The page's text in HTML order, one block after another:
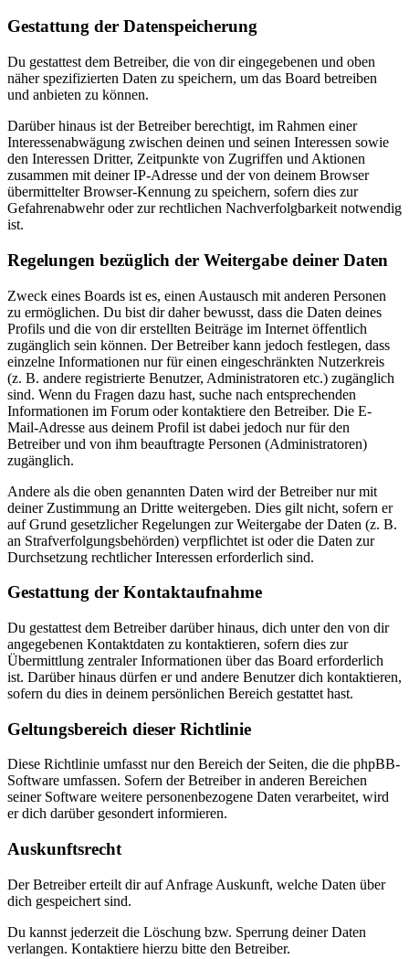
Gestattung der Datenspeicherung
Du gestattest dem Betreiber, die von dir eingegebenen und oben
näher spezifizierten Daten zu speichern, um das Board betreiben
und anbieten zu können.
Darüber hinaus ist der Betreiber berechtigt, im Rahmen einer
Interessenabwägung zwischen deinen und seinen Interessen sowie
den Interessen Dritter, Zeitpunkte von Zugriffen und Aktionen
zusammen mit deiner IP-Adresse und der von deinem Browser
übermittelter Browser-Kennung zu speichern, sofern dies zur
Gefahrenabwehr oder zur rechtlichen Nachverfolgbarkeit notwendig
ist.
Regelungen bezüglich der Weitergabe deiner Daten
Zweck eines Boards ist es, einen Austausch mit anderen Personen
zu ermöglichen. Du bist dir daher bewusst, dass die Daten deines
Profils und die von dir erstellten Beiträge im Internet öffentlich
zugänglich sein können. Der Betreiber kann jedoch festlegen, dass
einzelne Informationen nur für einen eingeschränkten Nutzerkreis
(z. B. andere registrierte Benutzer, Administratoren etc.) zugänglich
sind. Wenn du Fragen dazu hast, suche nach entsprechenden
Informationen im Forum oder kontaktiere den Betreiber. Die E-
Mail-Adresse aus deinem Profil ist dabei jedoch nur für den
Betreiber und von ihm beauftragte Personen (Administratoren)
zugänglich.
Andere als die oben genannten Daten wird der Betreiber nur mit
deiner Zustimmung an Dritte weitergeben. Dies gilt nicht, sofern er
auf Grund gesetzlicher Regelungen zur Weitergabe der Daten (z. B.
an Strafverfolgungsbehörden) verpflichtet ist oder die Daten zur
Durchsetzung rechtlicher Interessen erforderlich sind.
Gestattung der Kontaktaufnahme
Du gestattest dem Betreiber darüber hinaus, dich unter den von dir
angegebenen Kontaktdaten zu kontaktieren, sofern dies zur
Übermittlung zentraler Informationen über das Board erforderlich
ist. Darüber hinaus dürfen er und andere Benutzer dich kontaktieren,
sofern du dies in deinem persönlichen Bereich gestattet hast.
Geltungsbereich dieser Richtlinie
Diese Richtlinie umfasst nur den Bereich der Seiten, die die phpBB-
Software umfassen. Sofern der Betreiber in anderen Bereichen
seiner Software weitere personenbezogene Daten verarbeitet, wird
er dich darüber gesondert informieren.
Auskunftsrecht
Der Betreiber erteilt dir auf Anfrage Auskunft, welche Daten über
dich gespeichert sind.
Du kannst jederzeit die Löschung bzw. Sperrung deiner Daten
verlangen. Kontaktiere hierzu bitte den Betreiber.